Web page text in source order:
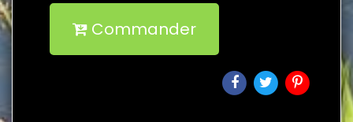
Commander